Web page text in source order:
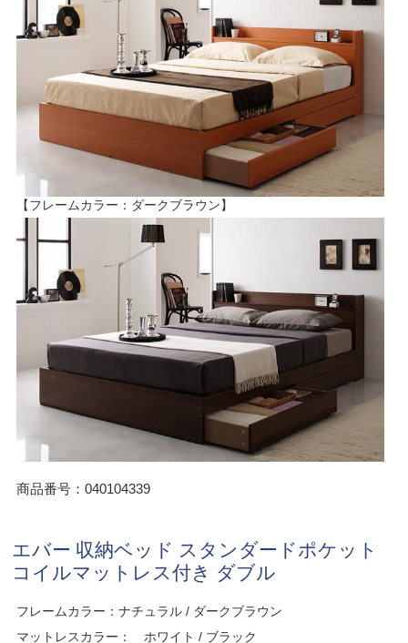
【フレームカラー：ダークブラウン】
商品番号：040104339
エバー 収納ベッド スタンダードポケット
コイルマットレス付き ダブル
フレームカラー：ナチュラル / ダークブラウン
マットレスカラー： ホワイト / ブラック